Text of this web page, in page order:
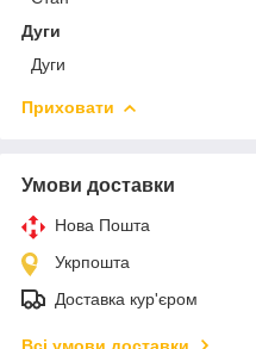
Дуги
Дуги
Приховати
Умови доставки
Нова Пошта
Укрпошта
Доставка кур'єром
Всі умови доставки